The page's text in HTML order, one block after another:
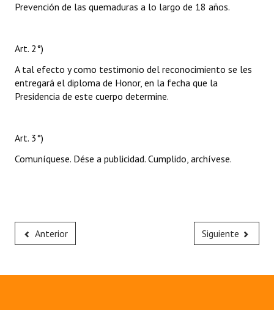
Prevención de las quemaduras a lo largo de 18 años.
Art. 2°)
A tal efecto y como testimonio del reconocimiento se les
entregará el diploma de Honor, en la fecha que la
Presidencia de este cuerpo determine.
Art. 3°)
Comuníquese. Dése a publicidad. Cumplido, archívese.
Anterior Siguiente